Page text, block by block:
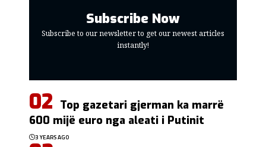
Subscribe Now
Subscribe to our newsletter to get our newest articles
instantly!
Top gazetari gjerman ka marrë
600 mijë euro nga aleati i Putinit
3 YEARS AGO